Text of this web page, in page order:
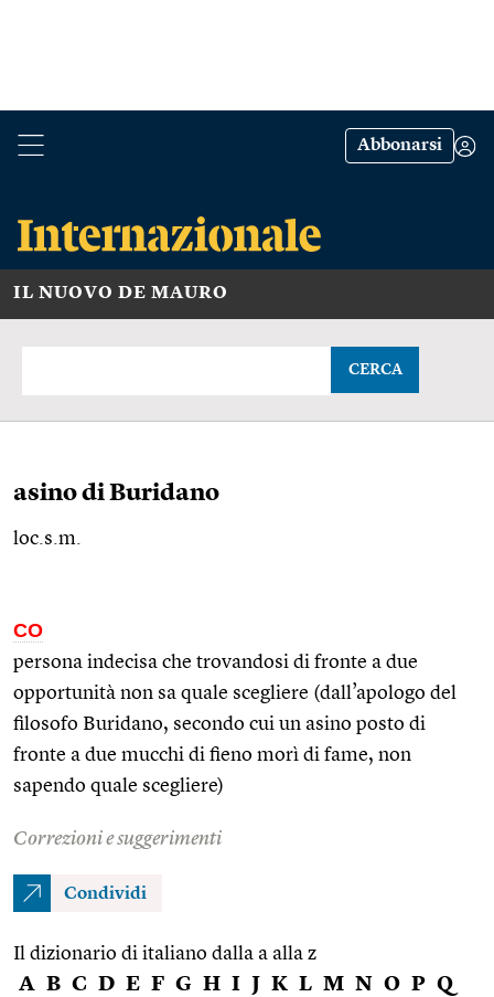
Abbonarsi
IL NUOVO DE MAURO
CERCA
asino di Buridano
loc.s.m.
CO
persona indecisa che trovandosi di fronte a due
opportunità non sa quale scegliere (dall’apologo del
filosofo Buridano, secondo cui un asino posto di
fronte a due mucchi di fieno morì di fame, non
sapendo quale scegliere)
Correzioni e suggerimenti
Condividi
Il dizionario di italiano dalla a alla z
A B C D E F G H I J K L M N O P Q